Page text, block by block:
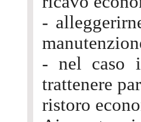
-
- nel caso
trattenere
ristoro